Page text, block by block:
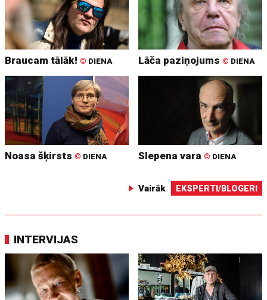
Braucam tālāk! © DIENA Lāča paziņojums © DIENA
Noasa šķirsts © DIENA Slepena vara © DIENA
Vairāk EKSPERTI/BLOGERI
INTERVIJAS